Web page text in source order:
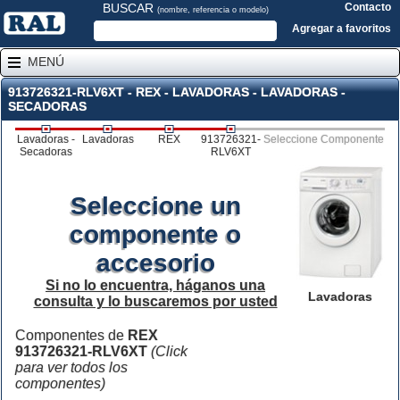
BUSCAR (nombre, referencia o modelo)
Contacto
Agregar a favoritos
MENÚ
913726321-RLV6XT - REX - LAVADORAS - LAVADORAS -
SECADORAS
Lavadoras -
Secadoras
Lavadoras REX
913726321-
RLV6XT
Seleccione Componente
Lavadoras
Seleccione un
componente o
accesorio
Si no lo encuentra, háganos una
consulta y lo buscaremos por usted
Componentes de REX
913726321-RLV6XT (Click
para ver todos los
componentes)